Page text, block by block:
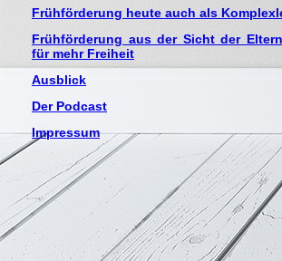
Frühförderung heute auch als
Frühförderung aus der Sicht der
für mehr Freiheit
Ausblick
Der Podcast
Impressum